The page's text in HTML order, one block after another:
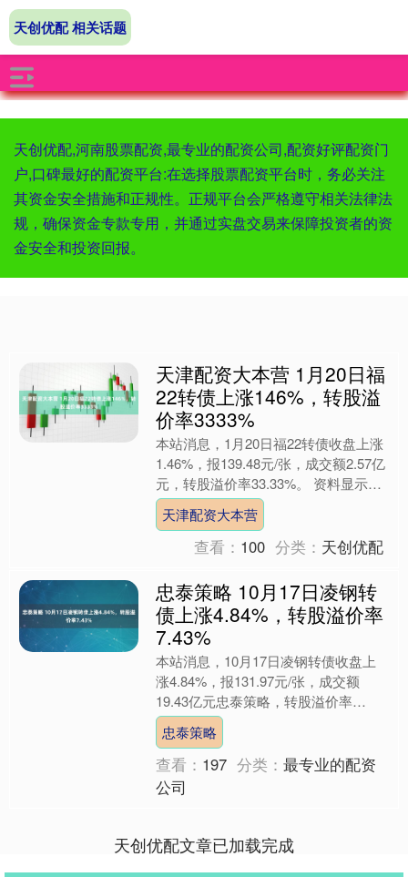
天创优配,河南股票配资,最专业的配资公司,配资好评配资门
户,口碑最好的配资平台:在选择股票配资平台时，务必关注
其资金安全措施和正规性。正规平台会严格遵守相关法律法
规，确保资金专款专用，并通过实盘交易来保障投资者的资
金安全和投资回报。
天创优配 相关话题
天津配资大本营 1月20日福
22转债上涨146%，转股溢
价率3333%
本站消息，1月20日福22转债收盘上涨
1.46%，报139.48元/张，成交额2.57亿
元，转股溢价率33.33%。 资料显示，
福22转债信用级别为“AA”，债....
天津配资大本营
查看： 100 分类： 天创优配
忠泰策略 10月17日凌钢转
债上涨4.84%，转股溢价率
7.43%
本站消息，10月17日凌钢转债收盘上
涨4.84%，报131.97元/张，成交额
19.43亿元忠泰策略，转股溢价率
7.43%。 资料显示，凌钢转债信用级别
为“AA....
忠泰策略
查看： 197 分类：最专业的配资
公司
天创优配文章已加载完成